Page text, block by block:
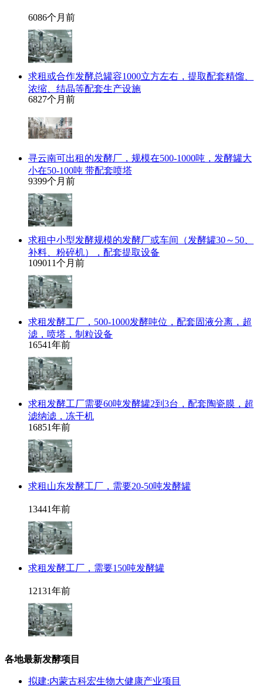
6086个月前
求租或合作发酵总罐容1000立方左右，提取配套精馏、
浓缩、结晶等配套生产设施
6827个月前
寻云南可出租的发酵厂，规模在500-1000吨，发酵罐大
小在50-100吨 带配套喷塔
9399个月前
求租中小型发酵规模的发酵厂或车间（发酵罐30～50、
补料、粉碎机），配套提取设备
109011个月前
求租发酵工厂，500-1000发酵吨位，配套固液分离，超
滤，喷塔，制粒设备
16541年前
求租发酵工厂需要60吨发酵罐2到3台，配套陶瓷膜，超
滤纳滤，冻干机
16851年前
求租山东发酵工厂，需要20-50吨发酵罐
13441年前
求租发酵工厂，需要150吨发酵罐
12131年前
各地最新发酵项目
拟建:内蒙古科宏生物大健康产业项目